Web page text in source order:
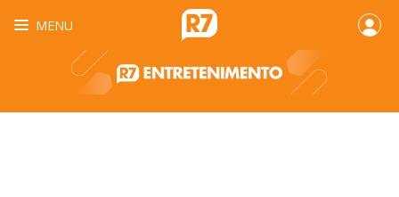
MENU